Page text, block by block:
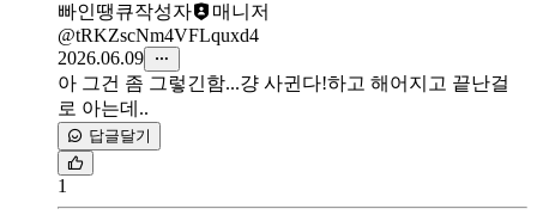
빠인땡큐작성자
매니저
@tRKZscNm4VFLquxd4
2026.06.09
아 그건 좀 그렇긴함...걍 사귄다!하고 해어지고 끝난걸
로 아는데..
답글달기
1